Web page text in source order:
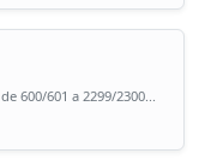
de 600/601 a 2299/2300...